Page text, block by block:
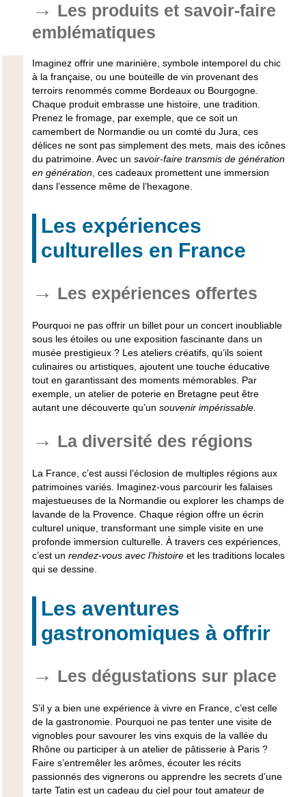
Les produits et savoir-faire
emblématiques
Imaginez offrir une marinière, symbole intemporel du chic
à la française, ou une bouteille de vin provenant des
terroirs renommés comme Bordeaux ou Bourgogne.
Chaque produit embrasse une histoire, une tradition.
Prenez le fromage, par exemple, que ce soit un
camembert de Normandie ou un comté du Jura, ces
délices ne sont pas simplement des mets, mais des icônes
du patrimoine. Avec un savoir-faire transmis de génération
en génération, ces cadeaux promettent une immersion
dansl’essence même de l’hexagone.
Les expériences
culturelles en France
Les expériences offertes
Pourquoi ne pas offrir un billet pour un concert inoubliable
sous les étoiles ou une exposition fascinante dans un
musée prestigieux ? Lesateliers créatifs, qu’ils soient
culinaires ou artistiques, ajoutent une touche éducative
tout en garantissant des moments mémorables. Par
exemple, un atelier de poterie en Bretagne peut être
autant une découverte qu’un souvenir impérissable.
La diversité des régions
La France, c’est aussi l’éclosion de multiples régions aux
patrimoines variés. Imaginez-vous parcourir les falaises
majestueuses de la Normandie ou explorer les champs de
lavande de la Provence. Chaque région offre un écrin
culturel unique, transformant une simple visite en une
profonde immersion culturelle. À travers ces expériences,
c’est un rendez-vous avec l’histoire et les traditions locales
qui se dessine.
Les aventures
gastronomiques à offrir
Les dégustations sur place
S’il y a bien une expérience à vivre en France, c’est celle
de la gastronomie. Pourquoi ne pas tenter une visite de
vignobles pour savourer les vins exquis de la vallée du
Rhône ou participer à un atelier de pâtisserie à Paris ?
Faire s’entremêler les arômes, écouter les récits
passionnés des vignerons ou apprendre les secrets d’une
tarte Tatin est un cadeau du ciel pour tout amateur de